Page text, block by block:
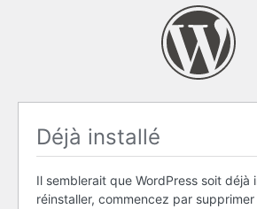
Déjà installé
Il semblerait que WordPress soit déjà
réinstaller, commencez par